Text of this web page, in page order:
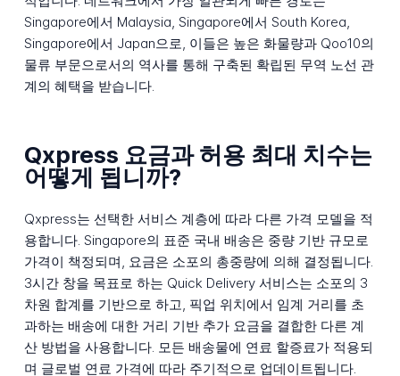
Singapore에서 Malaysia, Singapore에서 South Korea,
Singapore에서 Japan으로, 이들은 높은 화물량과 Qoo10의
물류 부문으로서의 역사를 통해 구축된 확립된 무역 노선 관
계의 혜택을 받습니다.
Qxpress 요금과 허용 최대 치수는
어떻게 됩니까?
Qxpress는 선택한 서비스 계층에 따라 다른 가격 모델을 적
용합니다. Singapore의 표준 국내 배송은 중량 기반 규모로
가격이 책정되며, 요금은 소포의 총중량에 의해 결정됩니다.
3시간 창을 목표로 하는 Quick Delivery 서비스는 소포의 3
차원 합계를 기반으로 하고, 픽업 위치에서 임계 거리를 초
과하는 배송에 대한 거리 기반 추가 요금을 결합한 다른 계
산 방법을 사용합니다. 모든 배송물에 연료 할증료가 적용되
며 글로벌 연료 가격에 따라 주기적으로 업데이트됩니다.